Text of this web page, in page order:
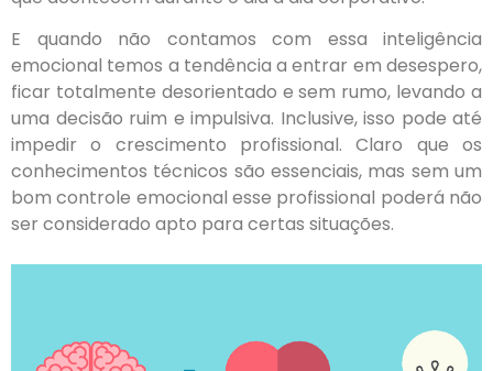
E quando não contamos com essa inteligência
emocional temos a tendência a entrar em desespero,
ficar totalmente desorientado e sem rumo, levando a
uma decisão ruim e impulsiva. Inclusive, isso pode até
impedir o crescimento profissional. Claro que os
conhecimentos técnicos são essenciais, mas sem um
bom controle emocional esse profissional poderá não
ser considerado apto para certas situações.